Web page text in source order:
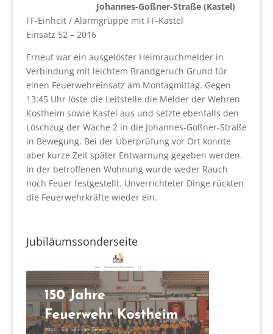
Johannes-Goßner-Straße (Kastel)
FF-Einheit / Alarmgruppe mit FF-Kastel
Einsatz 52 – 2016
Erneut war ein ausgelöster Heimrauchmelder in
Verbindung mit leichtem Brandgeruch Grund für
einen Feuerwehreinsatz am Montagmittag. Gegen
13:45 Uhr löste die Leitstelle die Melder der Wehren
Kostheim sowie Kastel aus und setzte ebenfalls den
Löschzug der Wache 2 in die Johannes-Goßner-Straße
in Bewegung. Bei der Überprüfung vor Ort konnte
aber kurze Zeit später Entwarnung gegeben werden.
In der betroffenen Wohnung wurde weder Rauch
noch Feuer festgestellt. Unverrichteter Dinge rückten
die Feuerwehrkräfte wieder ein.
Jubiläumssonderseite